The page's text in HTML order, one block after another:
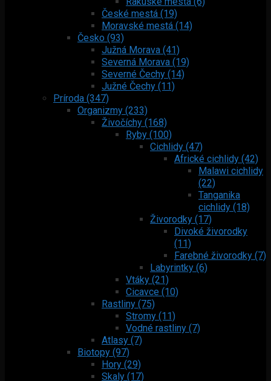
České mestá (19)
Moravské mestá (14)
Česko (93)
Južná Morava (41)
Severná Morava (19)
Severné Čechy (14)
Južné Čechy (11)
Príroda (347)
Organizmy (233)
Živočíchy (168)
Ryby (100)
Cichlidy (47)
Africké cichlidy (42)
Malawi cichlidy
(22)
Tanganika
cichlidy (18)
Živorodky (17)
Divoké živorodky
(11)
Farebné živorodky (7)
Labyrintky (6)
Vtáky (21)
Cicavce (10)
Rastliny (75)
Stromy (11)
Vodné rastliny (7)
Atlasy (7)
Biotopy (97)
Hory (29)
Skaly (17)